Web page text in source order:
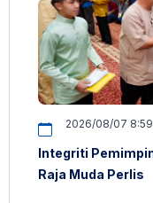
2026/08/07
Integriti
Raja Muda Perlis